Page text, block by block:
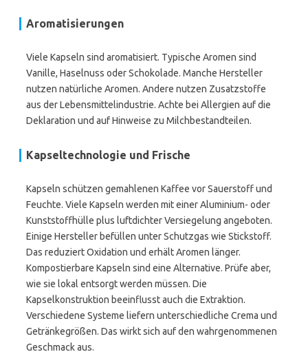
Aromatisierungen
Viele Kapseln sind aromatisiert. Typische Aromen sind
Vanille, Haselnuss oder Schokolade. Manche Hersteller
nutzen natürliche Aromen. Andere nutzen Zusatzstoffe
aus der Lebensmittelindustrie. Achte bei Allergien auf die
Deklaration und auf Hinweise zu Milchbestandteilen.
Kapseltechnologie und Frische
Kapseln schützen gemahlenen Kaffee vor Sauerstoff und
Feuchte. Viele Kapseln werden mit einer Aluminium- oder
Kunststoffhülle plus luftdichter Versiegelung angeboten.
Einige Hersteller befüllen unter Schutzgas wie Stickstoff.
Das reduziert Oxidation und erhält Aromen länger.
Kompostierbare Kapseln sind eine Alternative. Prüfe aber,
wie sie lokal entsorgt werden müssen. Die
Kapselkonstruktion beeinflusst auch die Extraktion.
Verschiedene Systeme liefern unterschiedliche Crema und
Getränkegrößen. Das wirkt sich auf den wahrgenommenen
Geschmack aus.